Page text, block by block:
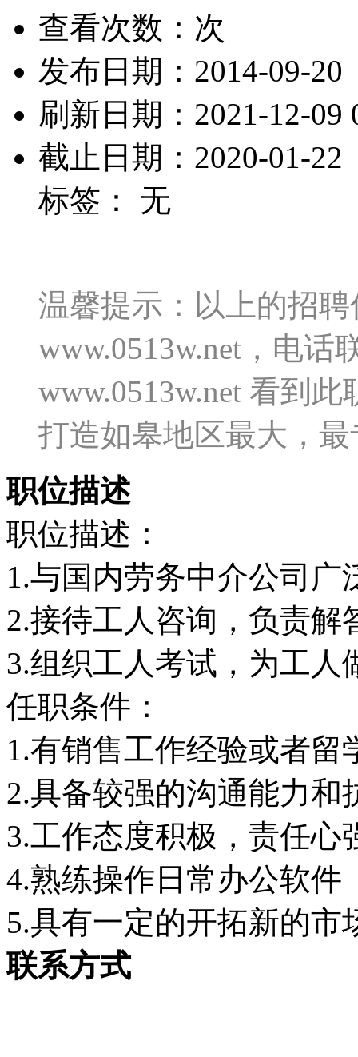
查看次数： 次
发布日期：2014-09-20
刷新日期：2021-12-09
截止日期：2020-01-22
标签： 无
温馨提示：以上的招
www.0513w.net，电
www.0513w.net 看到
打造如皋地区最大，
职位描述
职位描述：
1.与国内劳务中介公司
2.接待工人咨询，负责解
3.组织工人考试，为工人
任职条件：
1.有销售工作经验或者留
2.具备较强的沟通能力和
3.工作态度积极，责任心
4.熟练操作日常办公软件
5.具有一定的开拓新的市
联系方式